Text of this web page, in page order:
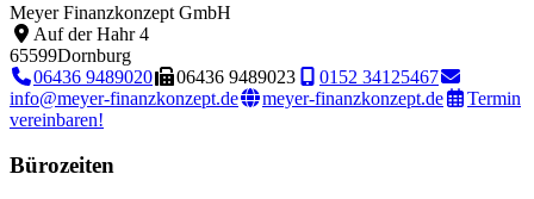
Meyer Finanzkonzept GmbH
Auf der Hahr 4
65599Dornburg
06436 9489020
06436 9489023
0152 34125467
info@meyer-finanzkonzept.de
meyer-finanzkonzept.de
Termin
vereinbaren!
Bürozeiten